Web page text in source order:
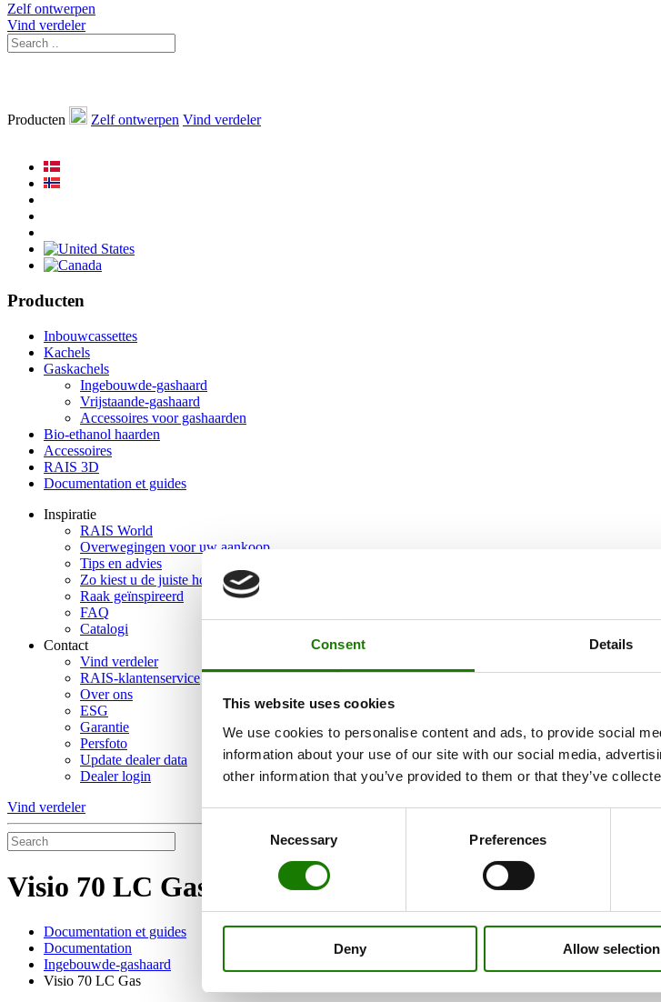
Consent Details
This website uses cookies
We use cookies to personalise content and ads, to provide social
information about your use of our site with our social media,
other information that you’ve provided to them or that they’ve
Necessary Preferences
Deny Allow selection
Zelf ontwerpen
Vind verdeler
Producten Zelf ontwerpen Vind verdeler
Producten
Inbouwcassettes
Kachels
Gaskachels
Ingebouwde-gashaard
Vrijstaande-gashaard
Accessoires voor gashaarden
Bio-ethanol haarden
Accessoires
RAIS 3D
Documentation et guides
Inspiratie
RAIS World
Overwegingen voor uw aankoop
Tips en advies
Zo kiest u de juiste houtkachel
Raak geïnspireerd
FAQ
Catalogi
Contact
Vind verdeler
RAIS-klantenservice
Over ons
ESG
Garantie
Persfoto
Update dealer data
Dealer login
Vind verdeler
Visio 70 LC Gas
Documentation et guides
Documentation
Ingebouwde-gashaard
Visio 70 LC Gas